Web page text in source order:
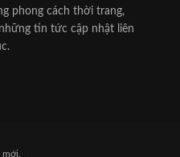
phong cách thời trang,
tin tức cập nhật liên